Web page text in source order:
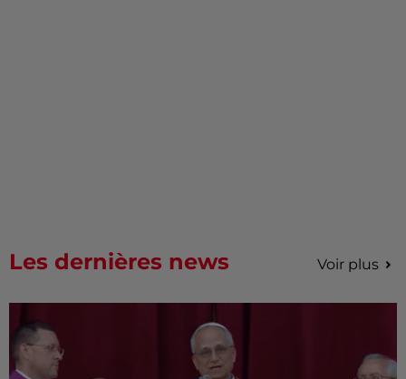
Les dernières news Voir plus